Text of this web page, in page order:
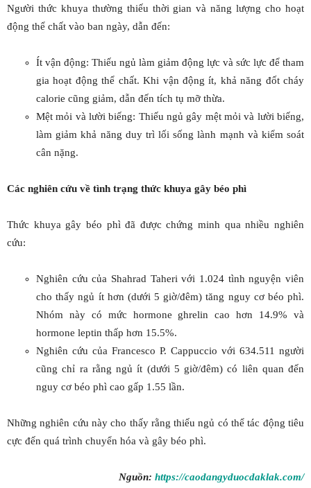
Người thức khuya thường thiếu thời gian và năng lượng cho hoạt
động thể chất vào ban ngày, dẫn đến:
Ít vận động: Thiếu ngủ làm giảm động lực và sức lực để tham
gia hoạt động thể chất. Khi vận động ít, khả năng đốt cháy
calorie cũng giảm, dẫn đến tích tụ mỡ thừa.
Mệt mỏi và lười biếng: Thiếu ngủ gây mệt mỏi và lười biếng,
làm giảm khả năng duy trì lối sống lành mạnh và kiểm soát
cân nặng.
Các nghiên cứu về tình trạng thức khuya gây béo phì
Thức khuya gây béo phì đã được chứng minh qua nhiều nghiên
cứu:
Nghiên cứu của Shahrad Taheri với 1.024 tình nguyện viên
cho thấy ngủ ít hơn (dưới 5 giờ/đêm) tăng nguy cơ béo phì.
Nhóm này có mức hormone ghrelin cao hơn 14.9% và
hormone leptin thấp hơn 15.5%.
Nghiên cứu của Francesco P. Cappuccio với 634.511 người
cũng chỉ ra rằng ngủ ít (dưới 5 giờ/đêm) có liên quan đến
nguy cơ béo phì cao gấp 1.55 lần.
Những nghiên cứu này cho thấy rằng thiếu ngủ có thể tác động tiêu
cực đến quá trình chuyển hóa và gây béo phì.
Nguồn: https://caodangyduocdaklak.com/